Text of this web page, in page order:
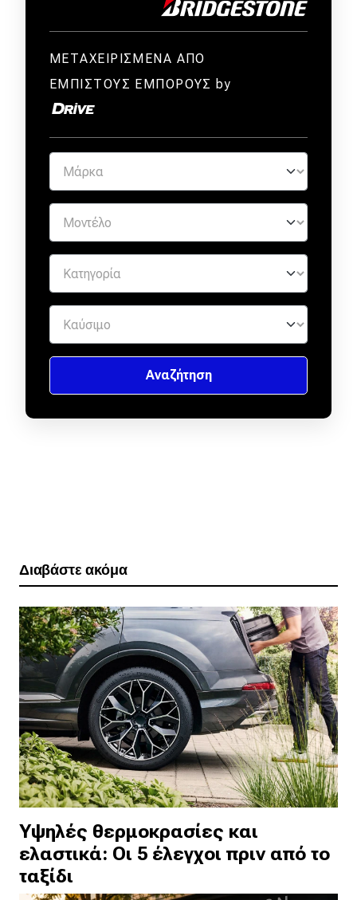
ΜΕΤΑΧΕΙΡΙΣΜΕΝΑ ΑΠΟ
ΕΜΠΙΣΤΟΥΣ ΕΜΠΟΡΟΥΣ by
Διαβάστε ακόμα
Yψηλές θερμοκρασίες και
ελαστικά: Οι 5 έλεγχοι πριν από το
ταξίδι